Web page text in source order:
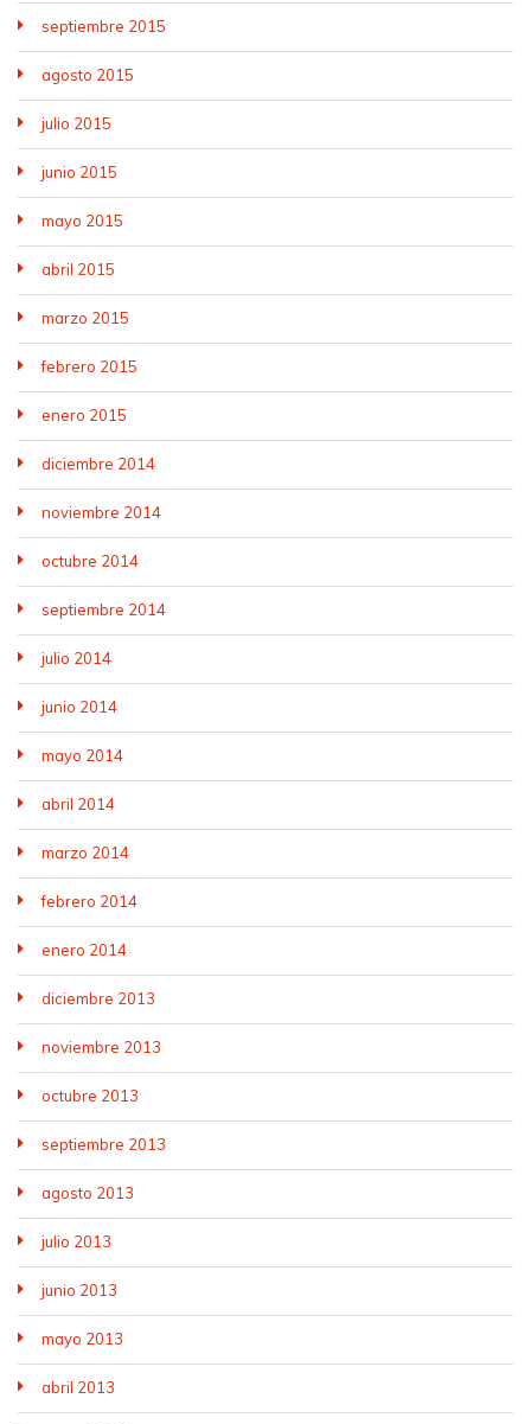
septiembre 2015
agosto 2015
julio 2015
junio 2015
mayo 2015
abril 2015
marzo 2015
febrero 2015
enero 2015
diciembre 2014
noviembre 2014
octubre 2014
septiembre 2014
julio 2014
junio 2014
mayo 2014
abril 2014
marzo 2014
febrero 2014
enero 2014
diciembre 2013
noviembre 2013
octubre 2013
septiembre 2013
agosto 2013
julio 2013
junio 2013
mayo 2013
abril 2013